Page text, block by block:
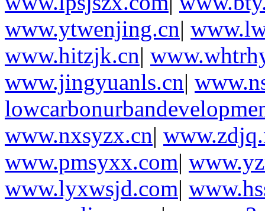
www.ytwenjing.cn|
www.hitzjk.cn|
www.jingyuanls.cn|
www.nxsyzx.cn|
www.pmsyxx.com|
www.lyxwsjd.com|